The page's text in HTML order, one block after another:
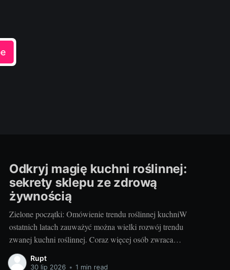
Odkryj magię kuchni roślinnej:
sekrety sklepu ze zdrową
żywnością
Zielone początki: Omówienie trendu roślinnej kuchniW
ostatnich latach zauważyć można wielki rozwój trendu
zwanej kuchni roślinnej. Coraz więcej osób zwraca
uwagę na zdrowie, dobrostan i środowisko, decydując się
na bardziej zrównoważone wybory żywieniowe. Wybór
Rupt
30 lip 2026 • 1 min read